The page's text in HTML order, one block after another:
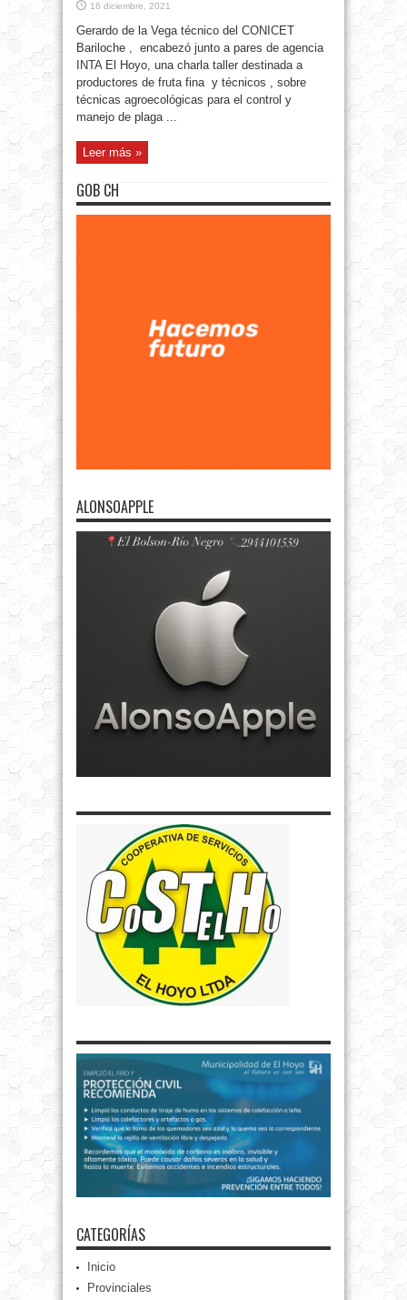
16 diciembre, 2021
Gerardo de la Vega técnico del CONICET
Bariloche , encabezó junto a pares de agencia
INTA El Hoyo, una charla taller destinada a
productores de fruta fina y técnicos , sobre
técnicas agroecológicas para el control y
manejo de plaga ...
Leer más »
GOB CH
ALONSOAPPLE
CATEGORÍAS
Inicio
Provinciales